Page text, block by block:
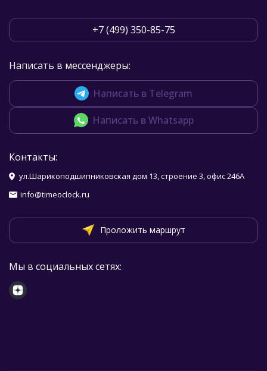
+7 (499) 350-85-75
Написать в мессенджеры:
Написать в Telegram
Написать в Whatsapp
Контакты:
ул.Шарикоподшипниковская дом 13, строение 3, офис 246А
info@timeoclock.ru
Проложить маршрут
Мы в социальных сетях: